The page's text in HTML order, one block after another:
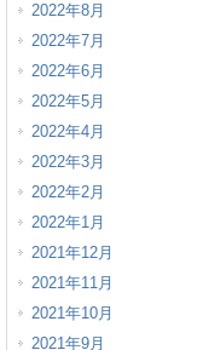
2022年8月
2022年7月
2022年6月
2022年5月
2022年4月
2022年3月
2022年2月
2022年1月
2021年12月
2021年11月
2021年10月
2021年9月